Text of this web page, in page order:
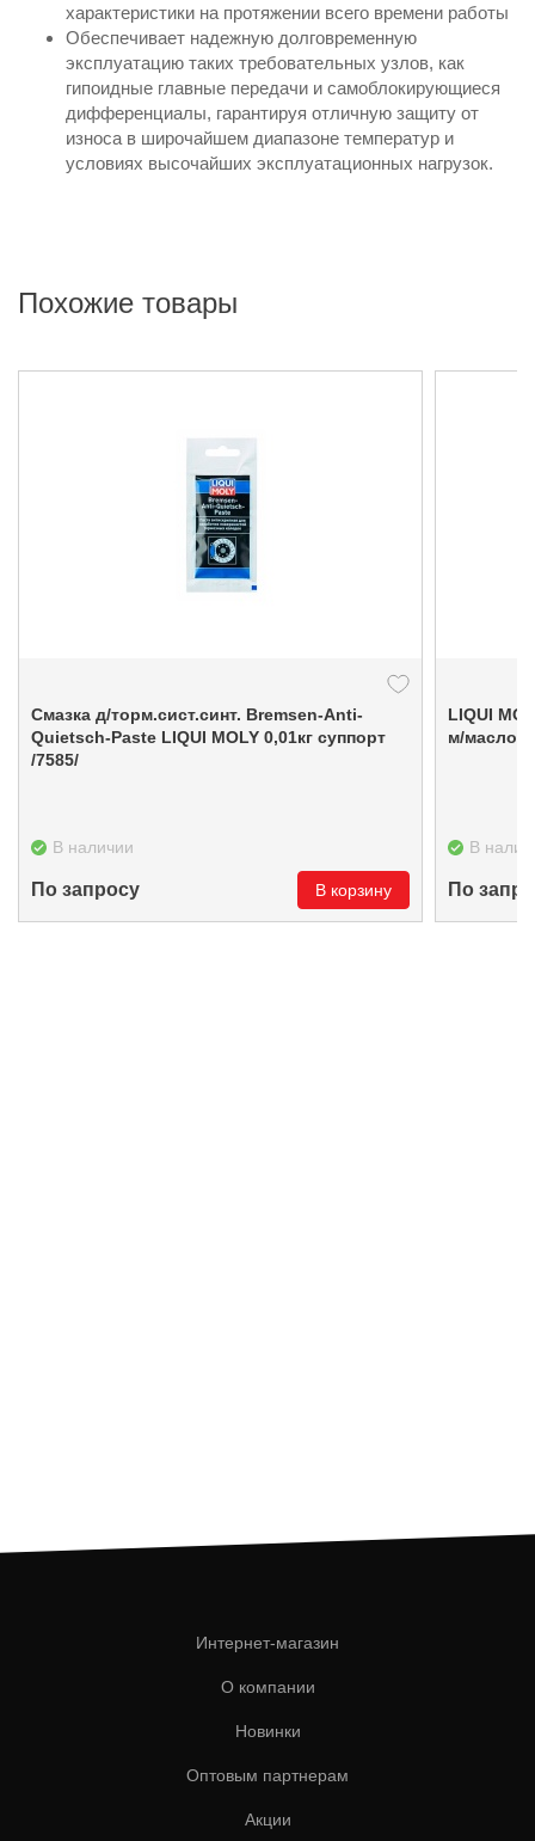
характеристики на протяжении всего времени работы
Обеспечивает надежную долговременную
эксплуатацию таких требовательных узлов, как
гипоидные главные передачи и самоблокирующиеся
дифференциалы, гарантируя отличную защиту от
износа в широчайшем диапазоне температур и
условиях высочайших эксплуатационных нагрузок.
Похожие товары
Смазка д/торм.сист.синт. Bremsen-Anti-
Quietsch-Paste LIQUI MOLY 0,01кг суппорт
/7585/
В наличии
По запросу В корзину
LIQUI MOLY Special
м/масло
В
По
Интернет-магазин
О компании
Новинки
Оптовым партнерам
Акции